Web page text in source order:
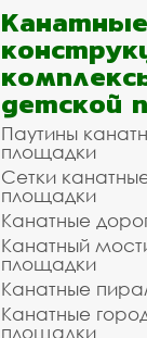
Канатные
детской
Паутины
площадки
Сетки
площадки
Канатные
Канатный
площадки
Канатные
Канатные
площадки